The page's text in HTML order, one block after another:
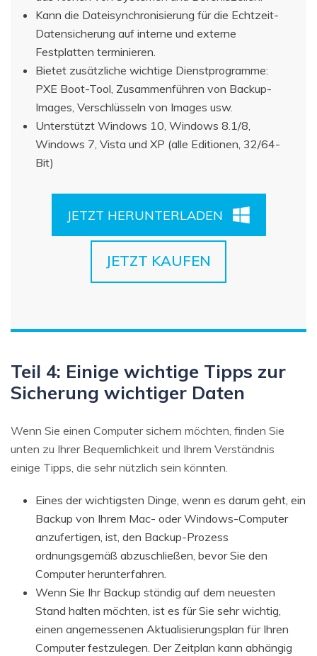
Kann die Dateisynchronisierung für die Echtzeit-
Datensicherung auf interne und externe
Festplatten terminieren.
Bietet zusätzliche wichtige Dienstprogramme:
PXE Boot-Tool, Zusammenführen von Backup-
Images, Verschlüsseln von Images usw.
Unterstützt Windows 10, Windows 8.1/8,
Windows 7, Vista und XP (alle Editionen, 32/64-
Bit)
JETZT HERUNTERLADEN
JETZT KAUFEN
Teil 4: Einige wichtige Tipps zur
Sicherung wichtiger Daten
Wenn Sie einen Computer sichern möchten, finden Sie
unten zu Ihrer Bequemlichkeit und Ihrem Verständnis
einige Tipps, die sehr nützlich sein könnten.
Eines der wichtigsten Dinge, wenn es darum geht, ein
Backup von Ihrem Mac- oder Windows-Computer
anzufertigen, ist, den Backup-Prozess
ordnungsgemäß abzuschließen, bevor Sie den
Computer herunterfahren.
Wenn Sie Ihr Backup ständig auf dem neuesten
Stand halten möchten, ist es für Sie sehr wichtig,
einen angemessenen Aktualisierungsplan für Ihren
Computer festzulegen. Der Zeitplan kann abhängig